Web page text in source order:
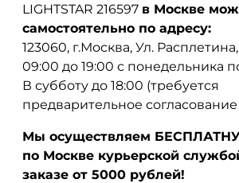
LIGHTSTAR 216597 в Москве
самостоятельно по адресу:
123060, г.Москва, Ул.
09:00 до 19:00 с понедельника
В субботу до 18:00 (требуется
предварительное
Мы осуществляем
по Москве курьерской
заказе от 5000 рублей!